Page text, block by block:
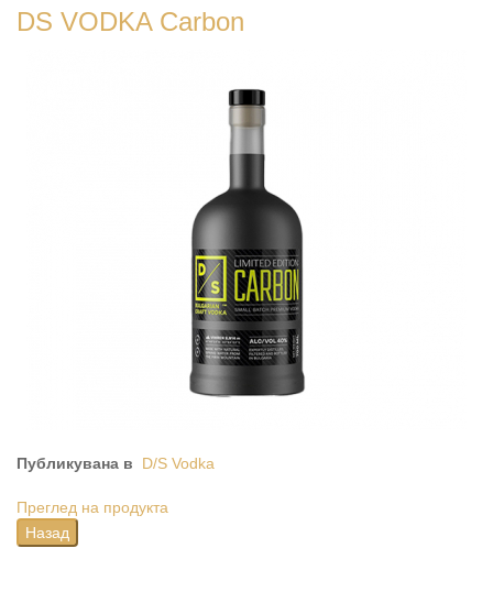
DS VODKA Carbon
Публикувана в D/S Vodka
Преглед на продукта